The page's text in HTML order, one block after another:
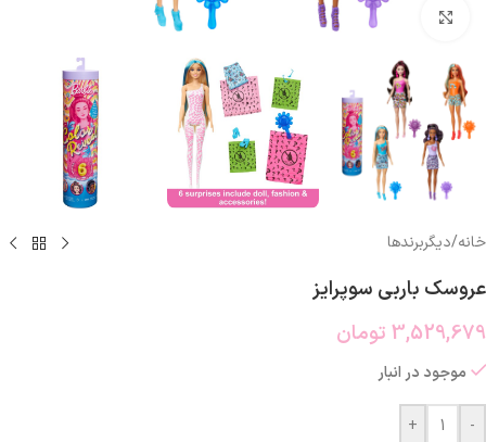
بزرگنمایی تصویر
خانه/دیگربرندها
عروسک باربی سوپرایز
3,529,679 تومان
موجود در انبار
-
+